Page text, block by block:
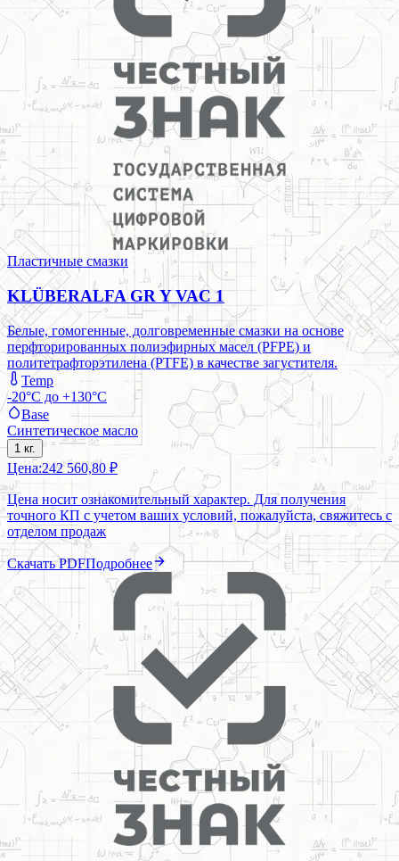
Пластичные смазки
KLÜBERALFA GR Y VAC 1
Белые, гомогенные, долговременные смазки на основе
перфторированных полиэфирных масел (PFPE) и
политетрафторэтилена (PTFE) в качестве загустителя.
Temp
-20°C до +130°C
Base
Синтетическое масло
1 кг.
Цена:242 560,80 ₽
Цена носит ознакомительный характер. Для получения
точного КП с учетом ваших условий, пожалуйста, свяжитесь с
отделом продаж
Скачать PDFПодробнее